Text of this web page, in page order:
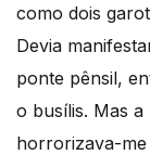
como dois
Devia
ponte pênsil,
o busílis. Mas
horrorizava-me